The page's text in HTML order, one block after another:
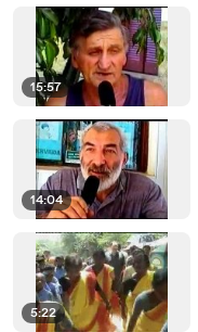
15:57
14:04
5:22